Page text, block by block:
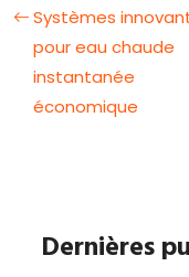
Systèmes
pour eau chaude
instantanée
économique
Dernières